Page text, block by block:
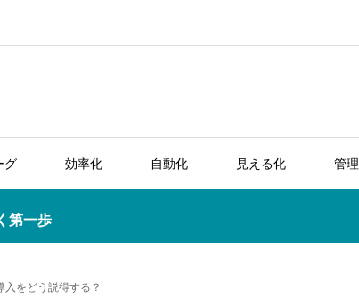
グ 効率化 自動化 見える化 管理
第一歩
をどう説得する？